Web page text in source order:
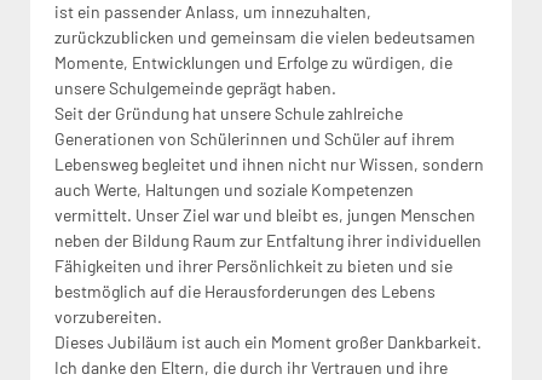
ist ein passender Anlass, um innezuhalten,
zurückzublicken und gemeinsam die vielen bedeutsamen
Momente, Entwicklungen und Erfolge zu würdigen, die
unsere Schulgemeinde geprägt haben.
Seit der Gründung hat unsere Schule zahlreiche
Generationen von Schülerinnen und Schüler auf ihrem
Lebensweg begleitet und ihnen nicht nur Wissen, sondern
auch Werte, Haltungen und soziale Kompetenzen
vermittelt. Unser Ziel war und bleibt es, jungen Menschen
neben der Bildung Raum zur Entfaltung ihrer individuellen
Fähigkeiten und ihrer Persönlichkeit zu bieten und sie
bestmöglich auf die Herausforderungen des Lebens
vorzubereiten.
Dieses Jubiläum ist auch ein Moment großer Dankbarkeit.
Ich danke den Eltern, die durch ihr Vertrauen und ihre